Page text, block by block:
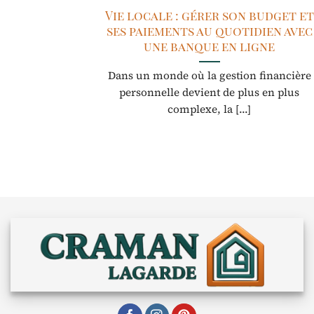
Vie locale : gérer son budget et
ses paiements au quotidien avec
une banque en ligne
Dans un monde où la gestion financière
personnelle devient de plus en plus
complexe, la [...]